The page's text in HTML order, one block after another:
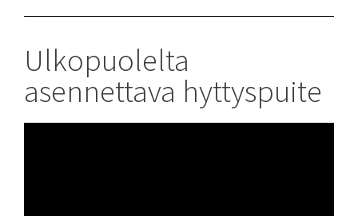
Ulkopuolelta
asennettava hyttyspuite